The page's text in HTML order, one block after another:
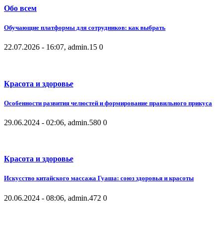
Обо всем
Обучающие платформы для сотрудников: как выбрать
22.07.2026 - 16:07, admin.15 0
Красота и здоровье
Особенности развития челюстей и формирование правильного прикуса
29.06.2024 - 02:06, admin.580 0
Красота и здоровье
Искусство китайского массажа Гуаша: союз здоровья и красоты
20.06.2024 - 08:06, admin.472 0